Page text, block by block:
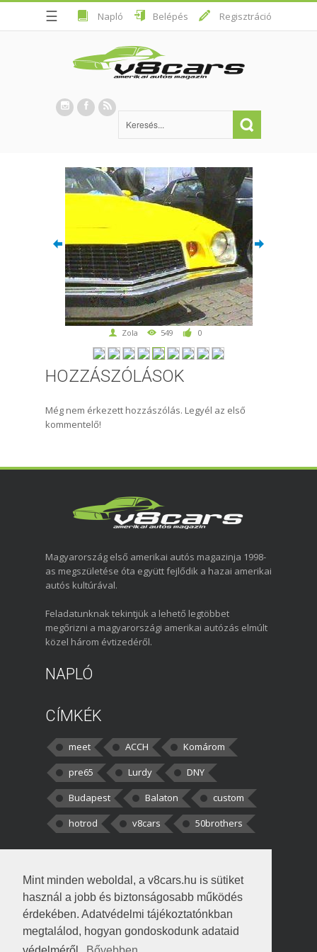
Mint minden weboldal, a v8cars.hu is sütiket
használ a jobb és biztonságosabb működés
érdekében. Adatvédelmi tájékoztatónkban
megtalálod, hogyan gondoskodunk adataid
☰ Napló Belépés Regisztráció
Zola 549 0
HOZZÁSZÓLÁSOK
Még nem érkezett hozzászólás. Legyél az első
kommentelő!
Magyarország első amerikai autós magazinja 1998-
as megszületése óta együtt fejlődik a hazai amerikai
autós kultúrával.
Feladatunknak tekintjük a lehető legtöbbet
megőrizni a magyarországi amerikai autózás elmúlt
közel három évtizedéről.
NAPLÓ
CÍMKÉK
meet ACCH
Komárom
pre65
Lurdy
DNY
Budapest
Balaton
custom
hotrod
v8cars 50brothers
kortisz:Elszúrtam! Én csak két
darabbaal számoltam. Nem tudtam, hogy fél autót,
Béke: Tényleg nagyon jó kérdés volt